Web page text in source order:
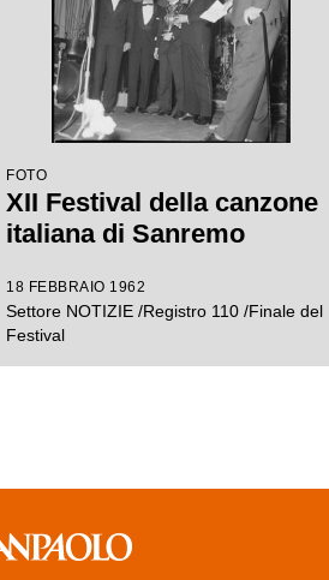
FOTO
XII Festival della canzone
italiana di Sanremo
18 FEBBRAIO 1962
Settore NOTIZIE /Registro 110 /Finale del
Festival